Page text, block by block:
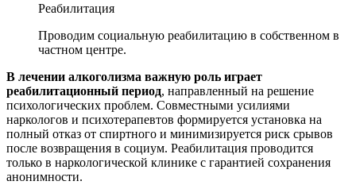
Реабилитация
Проводим социальную реабилитацию в собственном в
частном центре.
В лечении алкоголизма важную роль играет
реабилитационный период, направленный на решение
психологических проблем. Совместными усилиями
наркологов и психотерапевтов формируется установка на
полный отказ от спиртного и минимизируется риск срывов
после возвращения в социум. Реабилитация проводится
только в наркологической клинике с гарантией сохранения
анонимности.